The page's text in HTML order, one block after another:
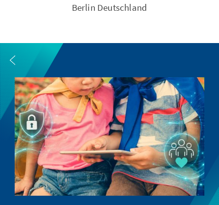
Berlin Deutschland